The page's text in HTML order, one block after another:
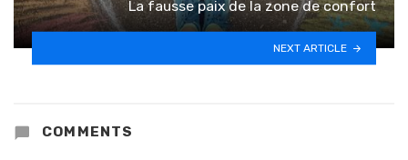
La fausse paix de la zone de confort
NEXT ARTICLE
COMMENTS